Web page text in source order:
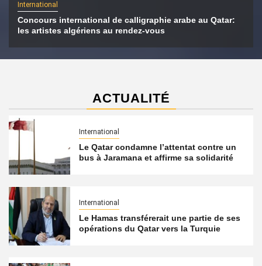
International
Concours international de calligraphie arabe au Qatar:
les artistes algériens au rendez-vous
ACTUALITÉ
International
Le Qatar condamne l’attentat contre un
bus à Jaramana et affirme sa solidarité
International
Le Hamas transférerait une partie de ses
opérations du Qatar vers la Turquie